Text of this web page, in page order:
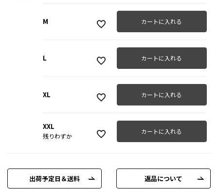
M カートに入れる
L カートに入れる
XL カートに入れる
XXL
残りわずか
カートに入れる
出荷予定日＆送料 返品について